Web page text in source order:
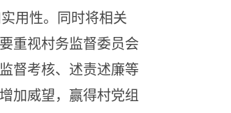
用性。同时将相关
重视村务监督委员会
督考核、述责述廉等
加威望，赢得村党组